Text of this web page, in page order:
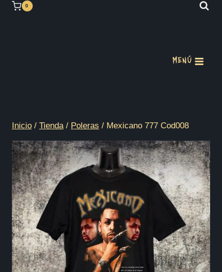
Saltar 0
MENÚ
Inicio / Tienda / Poleras / Mexicano 777 Cod008